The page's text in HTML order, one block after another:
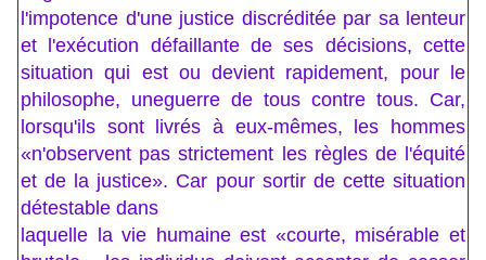
l'impotence d'une justice discréditée par sa lenteur
et l'exécution défaillante de ses décisions, cette
situation qui est ou devient rapidement, pour le
philosophe, uneguerre de tous contre tous. Car,
lorsqu'ils sont livrés à eux-mêmes, les hommes
«n'observent pas strictement les règles de l'équité
et de la justice». Car pour sortir de cette situation
détestable dans
laquelle la vie humaine est «courte, misérable et